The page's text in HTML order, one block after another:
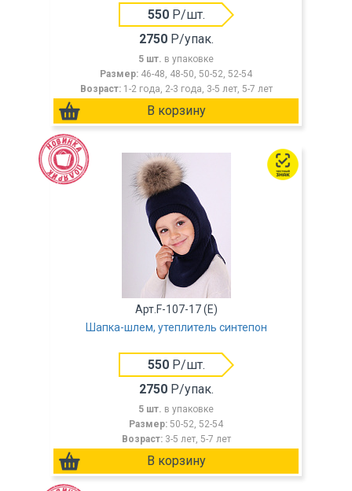
550Р/шт.
2750Р/упак.
5 шт. в упаковке
Размер: 46-48, 48-50, 50-52, 52-54
Возраст: 1-2 года, 2-3 года, 3-5 лет, 5-7 лет
Арт.F-107-17 (Е)
Шапка-шлем, утеплитель синтепон
550Р/шт.
2750Р/упак.
5 шт. в упаковке
Размер: 50-52, 52-54
Возраст: 3-5 лет, 5-7 лет